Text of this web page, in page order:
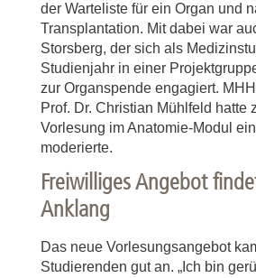
der Warteliste für ein Organ und
Transplantation. Mit dabei war
Storsberg, der sich als
Studienjahr in einer
zur Organspende engagiert.
Prof. Dr. Christian Mühlfeld hatte
Vorlesung im Anatomie-Modul
moderierte.
Freiwilliges Angebot
Anklang
Das neue Vorlesungsangebot
Studierenden gut an. „Ich bin